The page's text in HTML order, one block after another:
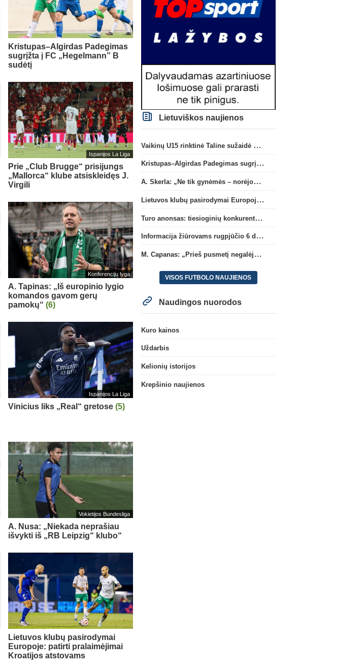
Kristupas–Algirdas Padegimas
sugrįžta į FC „Hegelmann” B
sudėtį
Ispanijos La Liga
Prie „Club Brugge“ prisijungs
„Mallorca“ klube atsiskleidęs J.
Virgili
Konferencijų lyga
A. Tapinas: „Iš europinio lygio
komandos gavom gerų
pamokų“ (6)
Ispanijos La Liga
Vinicius liks „Real“ gretose (5)
Vokietijos Bundesliga
A. Nusa: „Niekada neprašiau
išvykti iš „RB Leipzig“ klubo“
Lietuvos klubų pasirodymai
Europoje: patirti pralaimėjimai
Kroatijos atstovams
Lietuviškos naujienos
Vaikinų U15 rinktinė Taline sužaidė pirmąsias kontrolines rungtynes
Kristupas–Algirdas Padegimas sugrįžta į FC „Hegelmann” B sudėtį
A. Skerla: „Ne tik gynėmės – norėjome atakuoti“
Lietuvos klubų pasirodymai Europoje: patirti pralaimėjimai Kroatijos atstovams
Turo anonsas: tiesioginių konkurentų dvikova Gargžduose
Informacija žiūrovams rugpjūčio 6 d. UEFA rungtynėms
M. Capanas: „Prieš pusmetį negalėjau net įsivaizduoti, kad žaisime prieš „Hajduk“
VISOS FUTBOLO NAUJIENOS
Naudingos nuorodos
Kuro kainos
Uždarbis
Kelionių istorijos
Krepšinio naujienos